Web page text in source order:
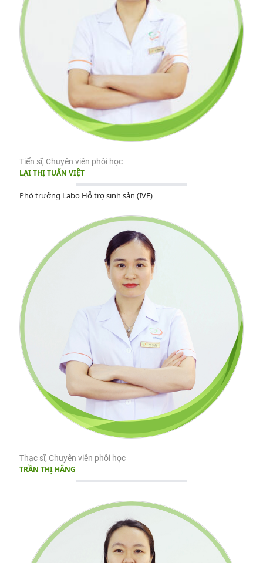
Tiến sĩ, Chuyên viên phôi học
LẠI THỊ TUẤN VIỆT
Phó trưởng Labo Hỗ trợ sinh sản (IVF)
Thạc sĩ, Chuyên viên phôi học
TRẦN THỊ HẰNG